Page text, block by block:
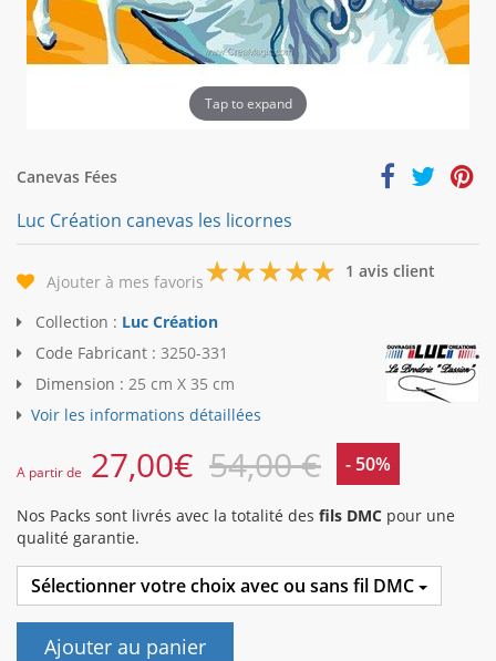
Tap to expand
Canevas Fées
Luc Création canevas les licornes
5
1 avis client
Ajouter à mes favoris
Collection : Luc Création
Code Fabricant : 3250-331
Dimension : 25 cm X 35 cm
Voir les informations détaillées
A partir de 27,00€ 54,00 € - 50%
Nos Packs sont livrés avec la totalité des fils DMC pour une
qualité garantie.
Sélectionner votre choix avec ou sans fil DMC
Ajouter au panier